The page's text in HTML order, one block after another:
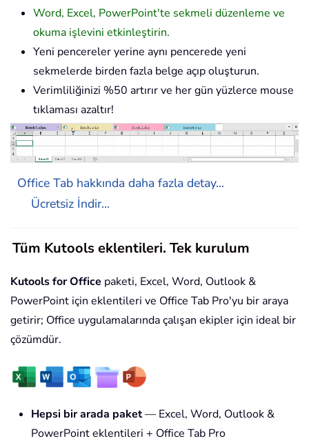
Word, Excel, PowerPoint'te sekmeli düzenleme ve
okuma işlevini etkinleştirin.
Yeni pencereler yerine aynı pencerede yeni
sekmelerde birden fazla belge açıp oluşturun.
Verimliliğinizi %50 artırır ve her gün yüzlerce mouse
tıklaması azaltır!
Office Tab hakkında daha fazla detay...
Ücretsiz İndir...
Tüm Kutools eklentileri. Tek kurulum
Kutools for Office paketi, Excel, Word, Outlook &
PowerPoint için eklentileri ve Office Tab Pro'yu bir araya
getirir; Office uygulamalarında çalışan ekipler için ideal bir
çözümdür.
Hepsi bir arada paket— Excel, Word, Outlook &
PowerPoint eklentileri + Office Tab Pro